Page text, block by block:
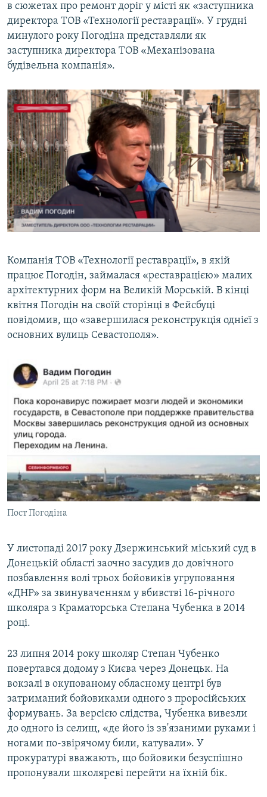
в сюжетах про ремонт доріг у місті як «заступника
директора ТОВ «Технології реставрації». У грудні
минулого року Погодіна представляли як
заступника директора ТОВ «Механізована
будівельна компанія».
Компанія ТОВ «Технології реставрації», в якій
працює Погодін, займалася «реставрацією» малих
архітектурних форм на Великій Морській. В кінці
квітня Погодін на своїй сторінці в Фейсбуці
повідомив, що «завершилася реконструкція однієї з
основних вулиць Севастополя».
Пост Погодіна
У листопаді 2017 року Дзержинський міський суд в
Донецькій області заочно засудив до довічного
позбавлення волі трьох бойовиків угруповання
«ДНР» за звинуваченням у вбивстві 16-річного
школяра з Краматорська Степана Чубенка в 2014
році.
23 липня 2014 року школяр Степан Чубенко
повертався додому з Києва через Донецьк. На
вокзалі в окупованому обласному центрі був
затриманий бойовиками одного з проросійських
формувань. За версією слідства, Чубенка вивезли
до одного із селищ, «де його із зв'язаними руками і
ногами по-звірячому били, катували». У
прокуратурі вважають, що бойовики безуспішно
пропонували школяреві перейти на їхній бік.